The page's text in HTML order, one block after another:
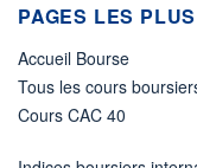
PAGES LES
Accueil Bourse
Tous les cours
Cours CAC 40